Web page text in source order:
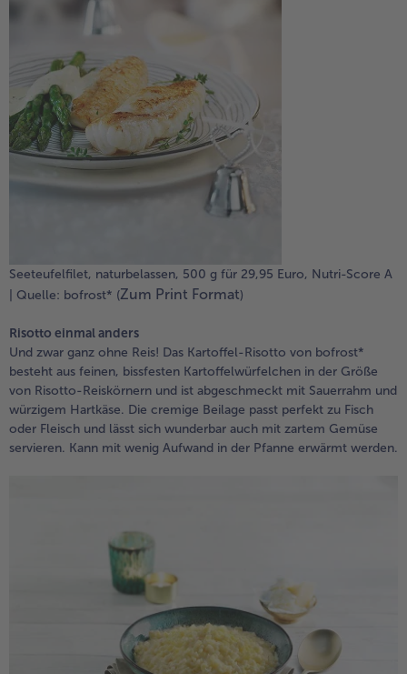
Seeteufelfilet, naturbelassen, 500 g für 29,95 Euro, Nutri-Score A
| Quelle: bofrost* (Zum Print Format)
Risotto einmal anders
Und zwar ganz ohne Reis! Das Kartoffel-Risotto von bofrost*
besteht aus feinen, bissfesten Kartoffelwürfelchen in der Größe
von Risotto-Reiskörnern und ist abgeschmeckt mit Sauerrahm und
würzigem Hartkäse. Die cremige Beilage passt perfekt zu Fisch
oder Fleisch und lässt sich wunderbar auch mit zartem Gemüse
servieren. Kann mit wenig Aufwand in der Pfanne erwärmt werden.